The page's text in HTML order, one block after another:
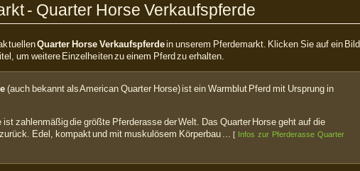
- Quarter Horse Verkaufspferde
Quarter Horse Verkaufspferdein unserem Pferdemarkt. Klicken Sie auf ein Bild
um weitere Einzelheiten zu einem Pferd zu erhalten.
(auch bekannt als American Quarter Horse) ist ein Warmblut Pferd mit Ursprung in
ist zahlenmäßig die größte Pferderasse der Welt. Das Quarter Horse geht auf die
Edel, kompakt und mit muskulösem Körperbau ...[ Infos zur Pferderasse Quarter